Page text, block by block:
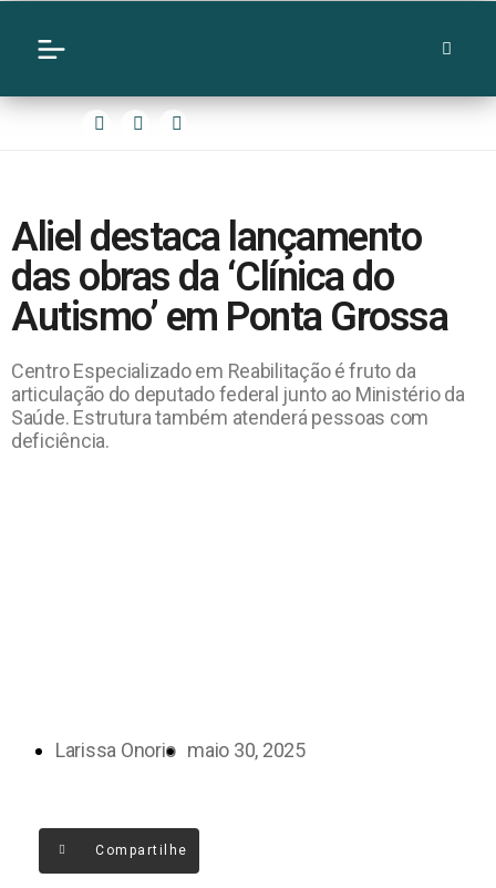
Aliel destaca lançamento
das obras da ‘Clínica do
Autismo’ em Ponta Grossa
Centro Especializado em Reabilitação é fruto da
articulação do deputado federal junto ao Ministério da
Saúde. Estrutura também atenderá pessoas com
deficiência.
Larissa Onorio maio 30, 2025
Compartilhe